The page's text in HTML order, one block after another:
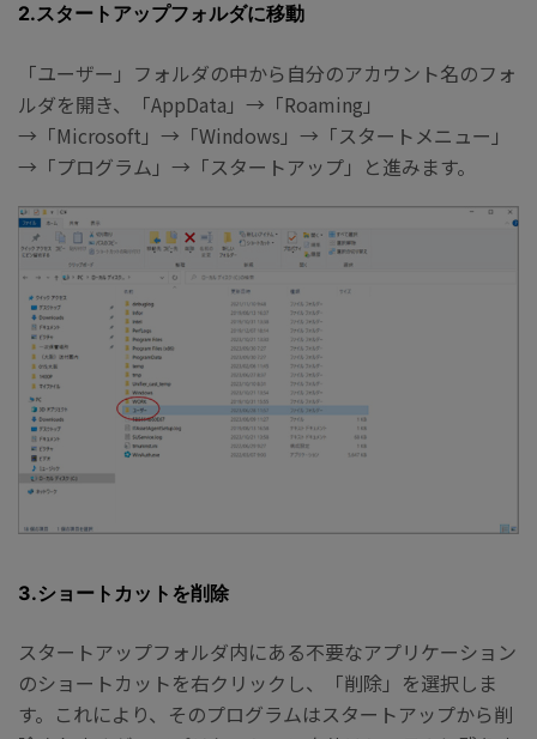
2.スタートアップフォルダに移動
「ユーザー」フォルダの中から自分のアカウント名のフォ
ルダを開き、「AppData」→「Roaming」
→「Microsoft」→「Windows」→「スタートメニュー」
→「プログラム」→「スタートアップ」と進みます。
3.ショートカットを削除
スタートアップフォルダ内にある不要なアプリケーション
のショートカットを右クリックし、「削除」を選択しま
す。これにより、そのプログラムはスタートアップから削